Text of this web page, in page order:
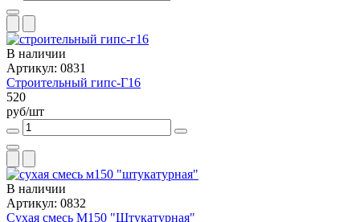
В наличии
Артикул: 0831
Строительный гипс-Г16
520
руб/шт
В наличии
Артикул: 0832
Сухая смесь М150 "Штукатурная"